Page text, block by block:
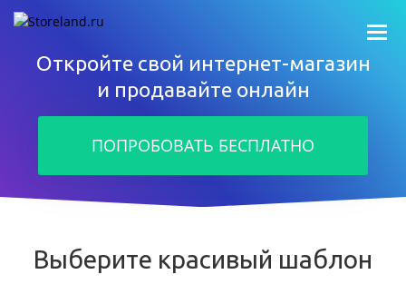
Откройте свой интернет-магазин
и продавайте онлайн
ПОПРОБОВАТЬ БЕСПЛАТНО
Выберите красивый шаблон